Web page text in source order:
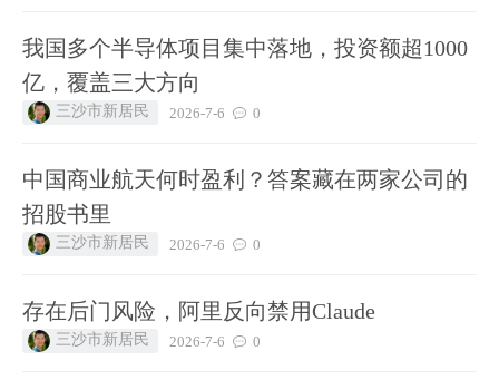
我国多个半导体项目集中落地，投资额超1000
亿，覆盖三大方向
三沙市新居民 2026-7-6 0
中国商业航天何时盈利？答案藏在两家公司的
招股书里
三沙市新居民 2026-7-6 0
存在后门风险，阿里反向禁用Claude
三沙市新居民 2026-7-6 0